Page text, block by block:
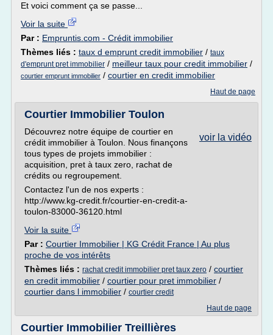
Et voici comment ça se passe...
Voir la suite
Par : Empruntis.com - Crédit immobilier
Thèmes liés : taux d emprunt credit immobilier / taux
d'emprunt pret immobilier / meilleur taux pour credit immobilier /
courtier emprunt immobilier / courtier en credit immobilier
Haut de page
Courtier Immobilier Toulon
voir la vidéo
Découvrez notre équipe de courtier en
crédit immobilier à Toulon. Nous finançons
tous types de projets immobilier :
acquisition, pret à taux zero, rachat de
crédits ou regroupement.
Contactez l'un de nos experts :
http://www.kg-credit.fr/courtier-en-credit-a-
toulon-83000-36120.html
Voir la suite
Par : Courtier Immobilier | KG Crédit France | Au plus
proche de vos intérêts
Thèmes liés : rachat credit immobilier pret taux zero / courtier
en credit immobilier / courtier pour pret immobilier /
courtier dans l immobilier / courtier credit
Haut de page
Courtier Immobilier Treillières